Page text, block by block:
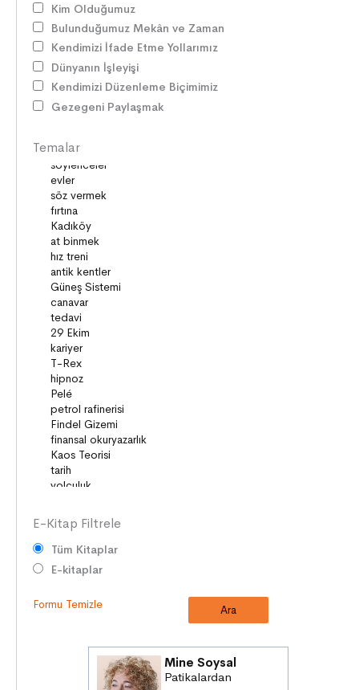
İLETİŞİM
SORUMLULUKLAR
HAK ve ÖZGÜRLÜKLER
LİDERLER
HAKLAR
DEMOKRASİ
BİLİM ve TEKNOLOJİ
KÜLTÜRLER
DİLİMİZİN ZENGİNLİĞİ
KİŞİSEL GELİŞİM
SAĞLIK
MİLLİ MÜCADELE
OKUMA KÜLTÜRÜ
GELENEKLER
ERDEMLER
DESTANLAR
SANAT
DEĞERLERİMİZ
ÇOCUK DÜNYASI
TARİH
Kim Olduğumuz
Bulunduğumuz Mekân ve Zaman
Kendimizi İfade Etme Yollarımız
Dünyanın İşleyişi
Kendimizi Düzenleme Biçimimiz
Gezegeni Paylaşmak
Temalar
E-Kitap Filtrele
Tüm Kitaplar
E-kitaplar
Formu Temizle
Mine Soysal
Patikalardan